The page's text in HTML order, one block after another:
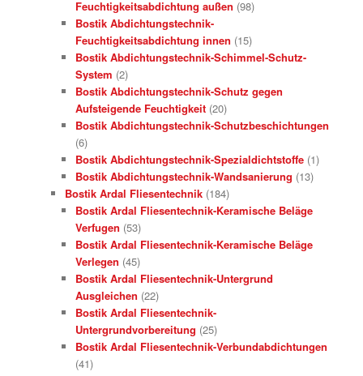
Feuchtigkeitsabdichtung außen (98)
Bostik Abdichtungstechnik-
Feuchtigkeitsabdichtung innen (15)
Bostik Abdichtungstechnik-Schimmel-Schutz-
System (2)
Bostik Abdichtungstechnik-Schutz gegen
Aufsteigende Feuchtigkeit (20)
Bostik Abdichtungstechnik-Schutzbeschichtungen
(6)
Bostik Abdichtungstechnik-Spezialdichtstoffe (1)
Bostik Abdichtungstechnik-Wandsanierung (13)
Bostik Ardal Fliesentechnik (184)
Bostik Ardal Fliesentechnik-Keramische Beläge
Verfugen (53)
Bostik Ardal Fliesentechnik-Keramische Beläge
Verlegen (45)
Bostik Ardal Fliesentechnik-Untergrund
Ausgleichen (22)
Bostik Ardal Fliesentechnik-
Untergrundvorbereitung (25)
Bostik Ardal Fliesentechnik-Verbundabdichtungen
(41)